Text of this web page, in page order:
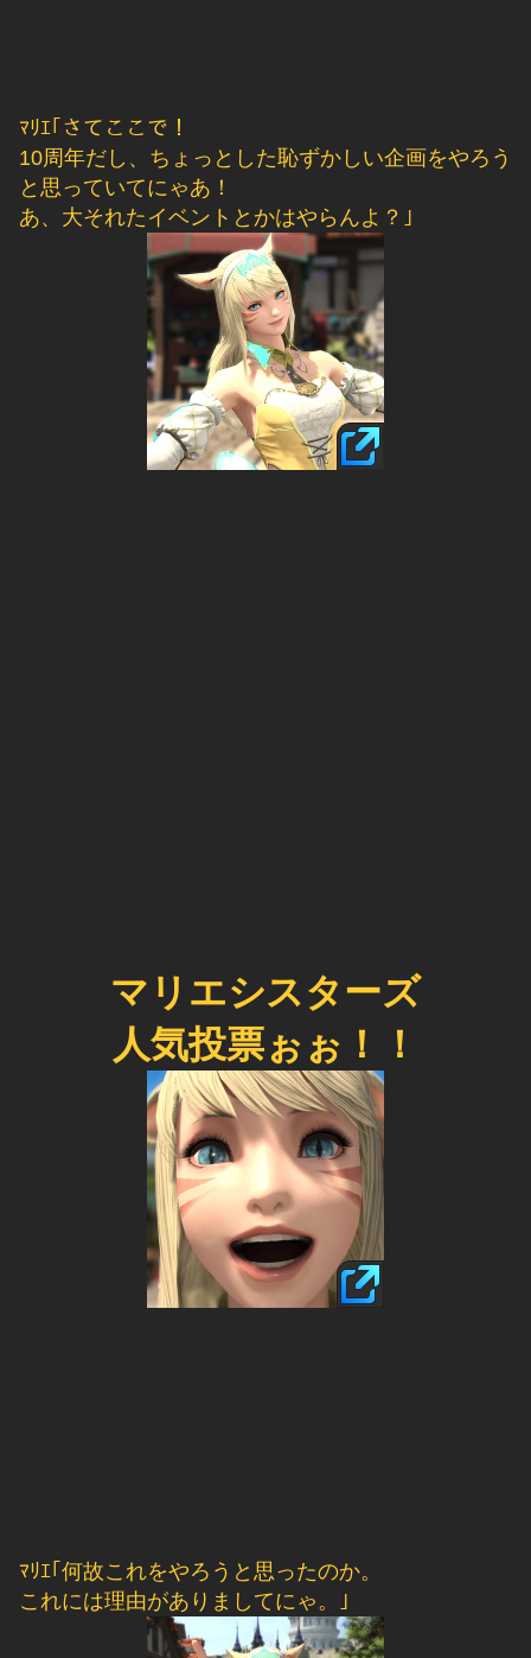
ﾏﾘｴ｢さてここで！
10周年だし、ちょっとした恥ずかしい企画をやろう
と思っていてにゃあ！
あ、大それたイベントとかはやらんよ？｣
マリエシスターズ
人気投票ぉぉ！！
ﾏﾘｴ｢何故これをやろうと思ったのか。
これには理由がありましてにゃ。｣